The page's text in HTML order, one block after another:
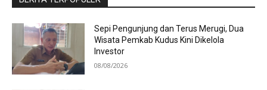
Sepi Pengunjung dan Terus Merugi, Dua
Wisata Pemkab Kudus Kini Dikelola
Investor
08/08/2026